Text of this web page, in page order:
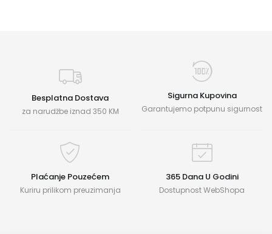
Besplatna Dostava
za narudžbe iznad 350 KM
Sigurna Kupovina
Garantujemo potpunu sigurnost
Plaćanje Pouzećem
Kuriru prilikom preuzimanja
365 Dana U Godini
Dostupnost WebShopa